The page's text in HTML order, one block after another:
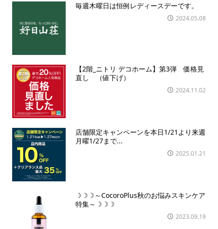
毎週木曜日は恒例レディースデーです。
2024.05.08
【2階_ニトリ デコホーム】第3弾 価格見
直し （値下げ）
2024.11.02
店舗限定キャンペーンを本日1/21より来週
月曜1/27まで...
2025.01.21
☽☽☽～CocoroPlus秋のお悩みスキンケア
特集～☽☽☽
2023.09.19